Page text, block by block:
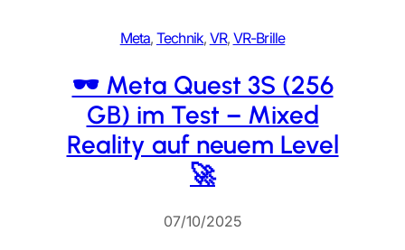
Meta, Technik, VR, VR-Brille
🕶️ Meta Quest 3S (256
GB) im Test – Mixed
Reality auf neuem Level
🚀
07/10/2025